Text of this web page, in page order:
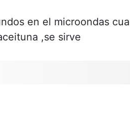
en el microondas
,se sirve